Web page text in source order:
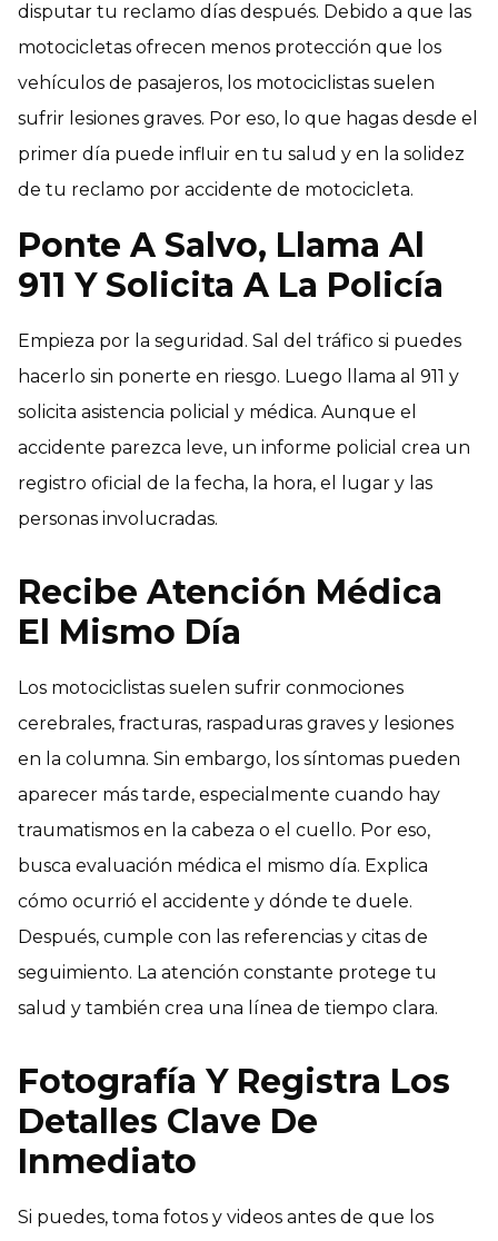
disputar tu reclamo días después. Debido a que las
motocicletas ofrecen menos protección que los
vehículos de pasajeros, los motociclistas suelen
sufrir lesiones graves. Por eso, lo que hagas desde el
primer día puede influir en tu salud y en la solidez
de tu reclamo por accidente de motocicleta.
Ponte A Salvo, Llama Al
911 Y Solicita A La Policía
Empieza por la seguridad. Sal del tráfico si puedes
hacerlo sin ponerte en riesgo. Luego llama al 911 y
solicita asistencia policial y médica. Aunque el
accidente parezca leve, un informe policial crea un
registro oficial de la fecha, la hora, el lugar y las
personas involucradas.
Recibe Atención Médica
El Mismo Día
Los motociclistas suelen sufrir conmociones
cerebrales, fracturas, raspaduras graves y lesiones
en la columna. Sin embargo, los síntomas pueden
aparecer más tarde, especialmente cuando hay
traumatismos en la cabeza o el cuello. Por eso,
busca evaluación médica el mismo día. Explica
cómo ocurrió el accidente y dónde te duele.
Después, cumple con las referencias y citas de
seguimiento. La atención constante protege tu
salud y también crea una línea de tiempo clara.
Fotografía Y Registra Los
Detalles Clave De
Inmediato
Si puedes, toma fotos y videos antes de que los